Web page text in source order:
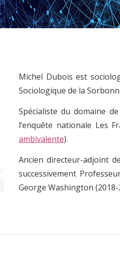
Michel Dubois est
Sociologique de la
Spécialiste du domaine
l’enquête nationale Les
ambivalente).
Ancien directeur-adjoint
successivement
George Washington (2018-